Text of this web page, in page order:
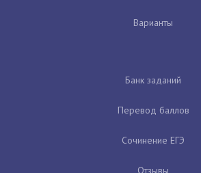
Варианты
Банк заданий
Перевод баллов
Сочинение ЕГЭ
Отзывы